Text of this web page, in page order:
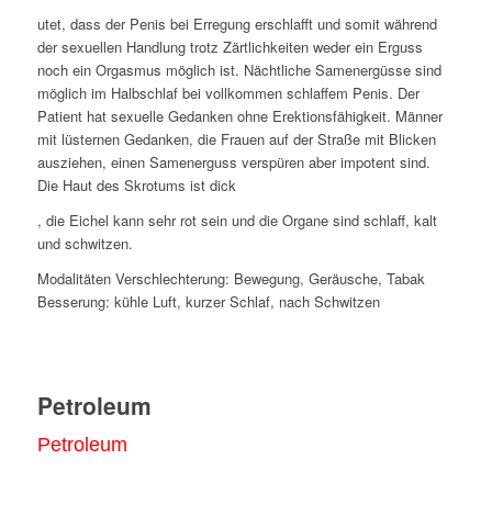
utet, dass der Penis bei Erregung erschlafft und somit während
der sexuellen Handlung trotz Zärtlichkeiten weder ein Erguss
noch ein Orgasmus möglich ist. Nächtliche Samenergüsse sind
möglich im Halbschlaf bei vollkommen schlaffem Penis. Der
Patient hat sexuelle Gedanken ohne Erektionsfähigkeit. Männer
mit lüsternen Gedanken, die Frauen auf der Straße mit Blicken
ausziehen, einen Samenerguss verspüren aber impotent sind.
Die Haut des Skrotums ist dick
, die Eichel kann sehr rot sein und die Organe sind schlaff, kalt
und schwitzen.
Modalitäten Verschlechterung: Bewegung, Geräusche, Tabak
Besserung: kühle Luft, kurzer Schlaf, nach Schwitzen
Petroleum
Petroleum